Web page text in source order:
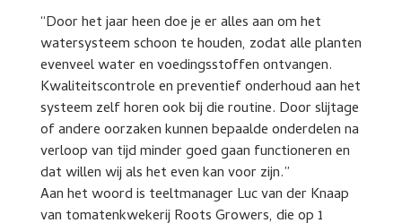
“Door het jaar heen doe je er alles aan om het
watersysteem schoon te houden, zodat alle planten
evenveel water en voedingsstoffen ontvangen.
Kwaliteitscontrole en preventief onderhoud aan het
systeem zelf horen ook bij die routine. Door slijtage
of andere oorzaken kunnen bepaalde onderdelen na
verloop van tijd minder goed gaan functioneren en
dat willen wij als het even kan voor zijn.”
Aan het woord is teeltmanager Luc van der Knaap
van tomatenkwekerij Roots Growers, die op 1